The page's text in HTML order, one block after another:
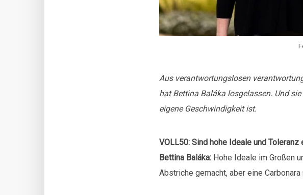
Aus verantwortungslosen
hat Bettina Baláka losgelassen. Und
eigene Geschwindigkeit ist.
VOLL50: Sind hohe Ideale und Toleranz
Bettina Baláka: Hohe Ideale im Großen
Abstriche gemacht, aber eine